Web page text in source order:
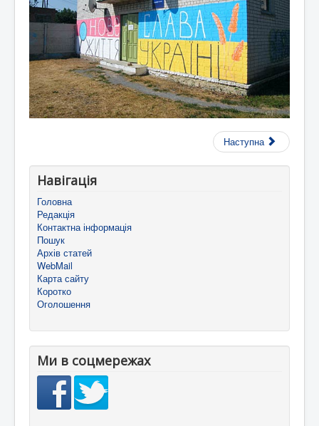
Наступна
Навігація
Головна
Редакція
Контактна інформація
Пошук
Архів статей
WebMail
Карта сайту
Коротко
Оголошення
Ми в соцмережах